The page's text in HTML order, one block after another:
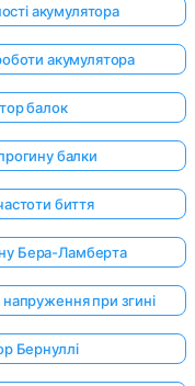
акумулятора
акумулятора
балок
балки
биття
Бера-Ламберта
при згині
Бернуллі